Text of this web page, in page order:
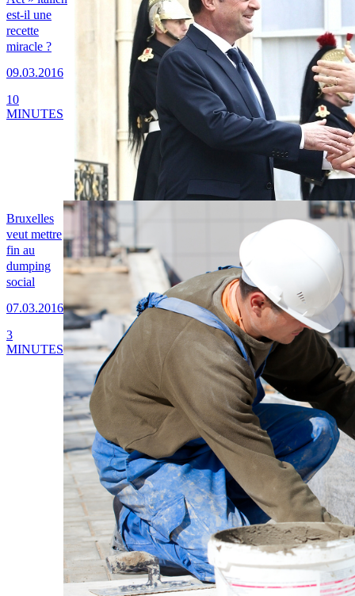
est-il une
recette
miracle ?
09.03.2016
10
MINUTES
Bruxelles
veut mettre
fin au
dumping
social
07.03.2016
3
MINUTES